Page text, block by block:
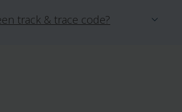
track & trace code?